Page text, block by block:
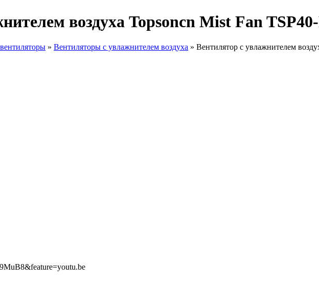
воздуха Topsoncn Mist Fan
» Вентиляторы с увлажнителем воздуха » Вентилятор с увлажнителем